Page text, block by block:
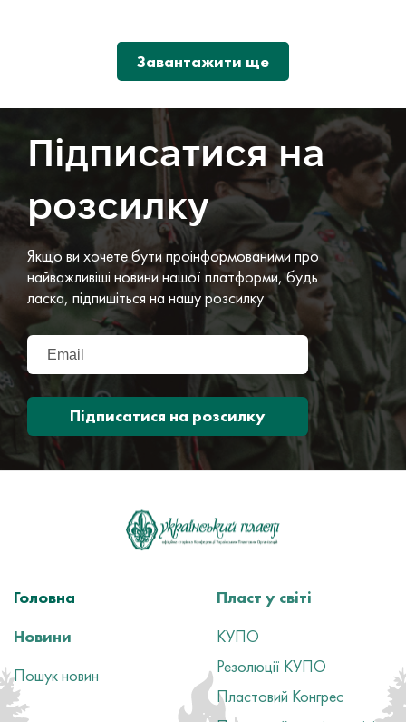
Завантажити ще
Підписатися на
розсилку
Якщо ви хочете бути проінформованими про
найважливіші новини нашої платформи, будь
ласка, підпишіться на нашу розсилку
Підписатися на розсилку
Головна
Новини
Пошук новин
Пласт у світі
КУПО
Резолюції КУПО
Пластовий Конгрес